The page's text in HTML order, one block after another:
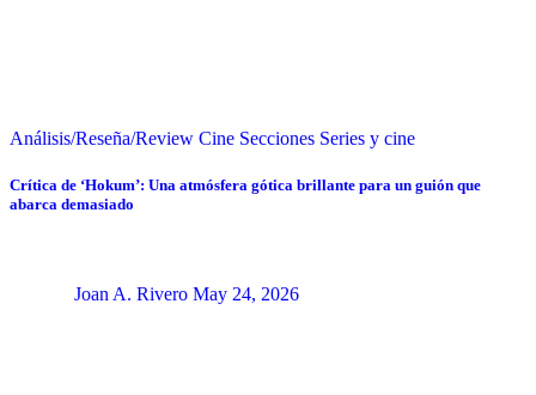
Análisis/Reseña/Review Cine Secciones Series y cine
Crítica de ‘Hokum’: Una atmósfera gótica brillante para un guión que
abarca demasiado
Joan A. Rivero May 24, 2026